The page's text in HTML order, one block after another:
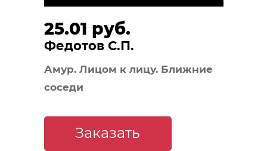
25.01 руб.
Федотов С.П.
Амур. Лицом к лицу. Ближние
соседи
Заказать